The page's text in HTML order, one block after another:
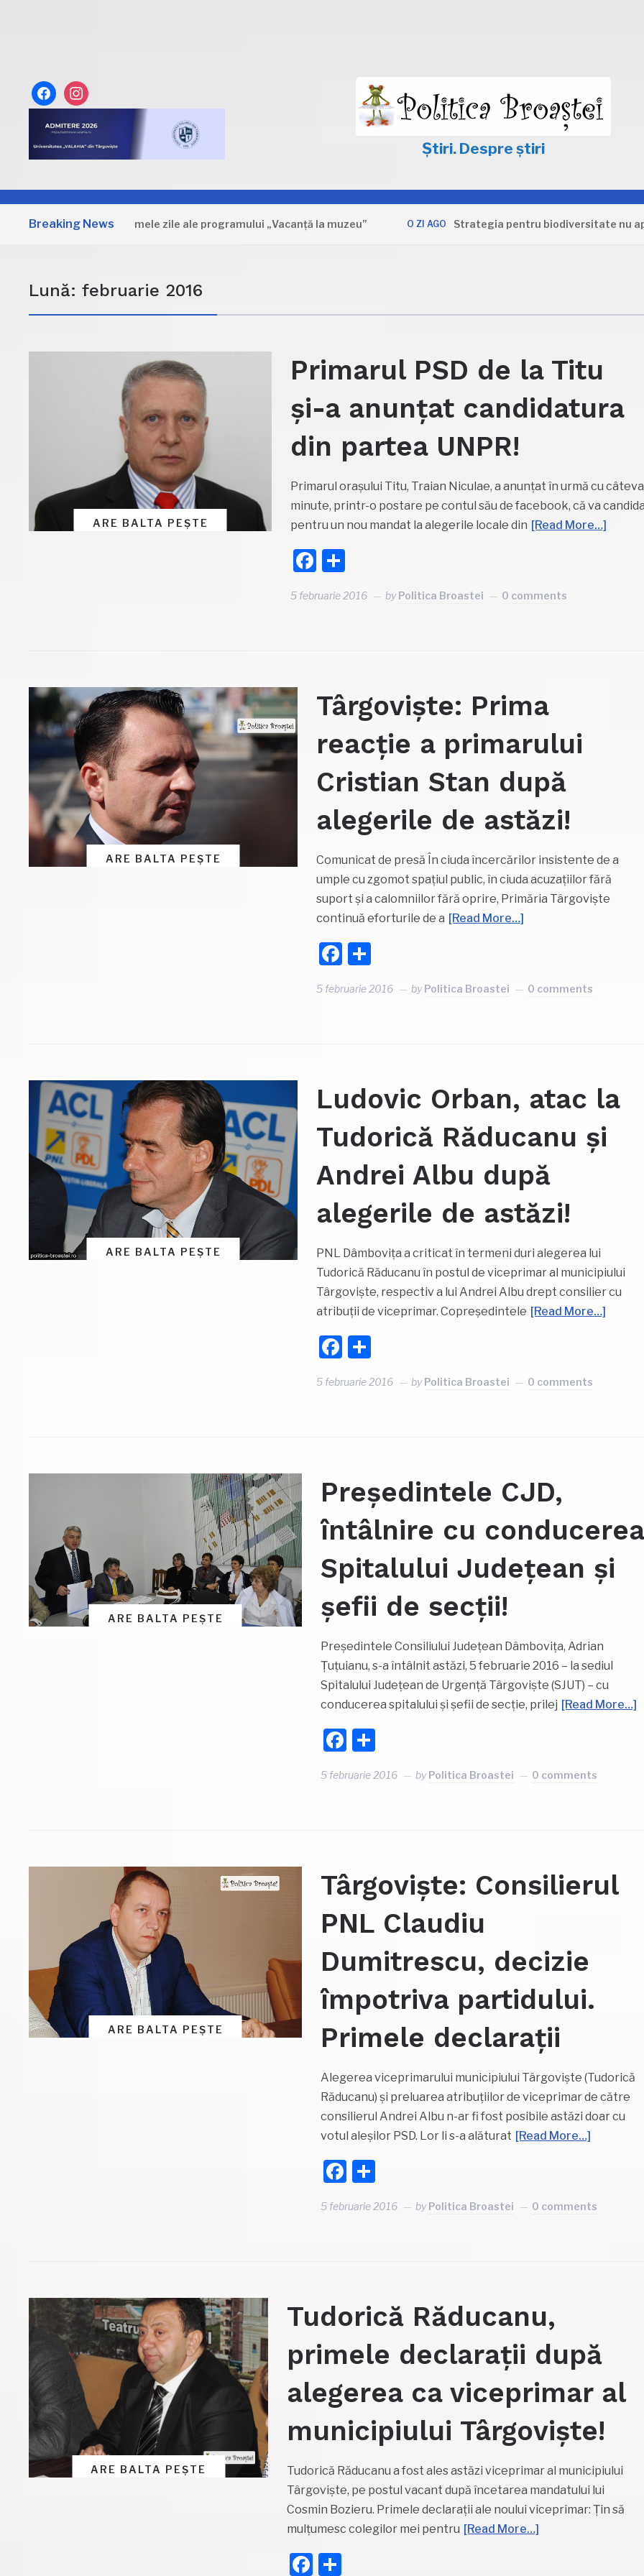
facebookinstagram
Știri. Despre știri
Breaking News
Dâmbovița: Primele zile ale programului „Vacanță la muzeu” O ZI AGO Strategia pentru biodiversitate nu apără
Lună:februarie 2016
ARE BALTA PEȘTE
Primarul PSD de la Titu
și-a anunțat candidatura
din partea UNPR!
Primarul orașului Titu, Traian Niculae, a anunțat în urmă cu câteva
minute, printr-o postare pe contul său de facebook, că va
pentru un nou mandat la alegerile locale din [Read More…]
Facebook
5 februarie 2016 byPolitica Broastei 0 comments
ARE BALTA PEȘTE
Târgoviște: Prima
reacție a primarului
Cristian Stan după
alegerile de astăzi!
Comunicat de presă În ciuda încercărilor insistente de a
umple cu zgomot spațiul public, în ciuda acuzațiilor fără
suport și a calomniilor fără oprire, Primăria Târgoviște
continuă eforturile de a [Read More…]
Facebook
5 februarie 2016 byPolitica Broastei 0 comments
ARE BALTA PEȘTE
Ludovic Orban, atac la
Tudorică Răducanu și
Andrei Albu după
alegerile de astăzi!
PNL Dâmbovița a criticat în termeni duri alegerea lui
Tudorică Răducanu în postul de viceprimar al municipiului
Târgoviște, respectiv a lui Andrei Albu drept consilier cu
atribuții de viceprimar. Copreședintele [Read More…]
Facebook
5 februarie 2016 byPolitica Broastei 0 comments
ARE BALTA PEȘTE
Președintele CJD,
întâlnire cu conducerea
Spitalului Județean și
șefii de secții!
Președintele Consiliului Județean Dâmbovița, Adrian
Țuțuianu, s-a întâlnit astăzi, 5 februarie 2016 – la sediul
Spitalului Județean de Urgență Târgoviște (SJUT) – cu
conducerea spitalului și șefii de secție, prilej [Read More…]
Facebook
5 februarie 2016 byPolitica Broastei 0 comments
ARE BALTA PEȘTE
Târgoviște: Consilierul
PNL Claudiu
Dumitrescu, decizie
împotriva partidului.
Primele declarații
Alegerea viceprimarului municipiului Târgoviște (Tudorică
Răducanu) și preluarea atribuțiilor de viceprimar de către
consilierul Andrei Albu n-ar fi fost posibile astăzi doar cu
votul aleșilor PSD. Lor li s-a alăturat [Read More…]
Facebook
5 februarie 2016 byPolitica Broastei 0 comments
ARE BALTA PEȘTE
Tudorică Răducanu,
primele declarații după
alegerea ca viceprimar al
municipiului Târgoviște!
Tudorică Răducanu a fost ales astăzi viceprimar al municipiului
Târgoviște, pe postul vacant după încetarea mandatului lui
Cosmin Bozieru. Primele declarații ale noului viceprimar: Țin să
mulțumesc colegilor mei pentru [Read More…]
Facebook